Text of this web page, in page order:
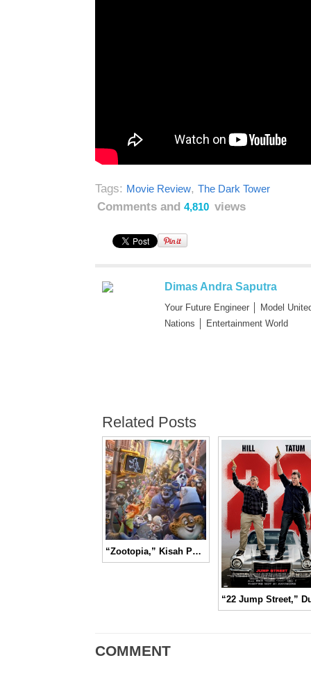
Tags: Movie Review, The Dark Tower
Comments and 4,810 views
Dimas Andra Saputra
Your Future Engineer │ Model
Nations │ Entertainment World
Related Posts
“Zootopia,” Kisah Polisi Kelinci dalam Menyelamatkan Kota Zootopia │ Movie Review
COMMENT